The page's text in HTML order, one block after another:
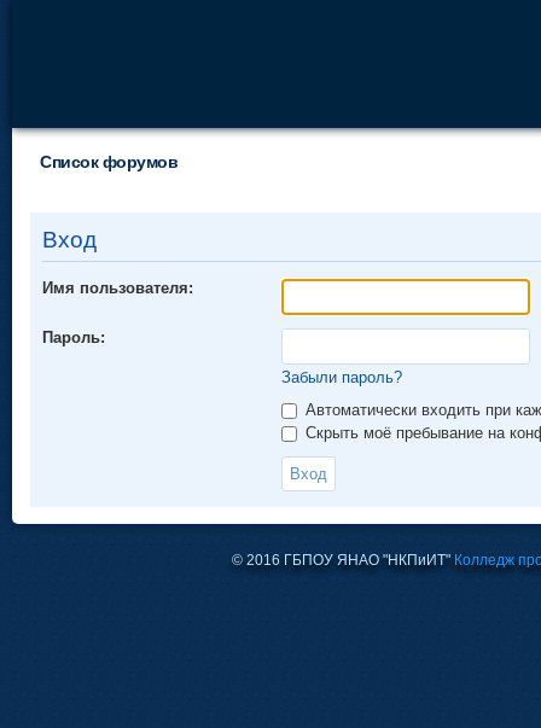
Список форумов
Вход
Имя пользователя:
Пароль:
Забыли пароль?
Автоматически входить при
Скрыть моё пребывание на
© 2016 ГБПОУ ЯНАО "НКПиИТ" Колледж